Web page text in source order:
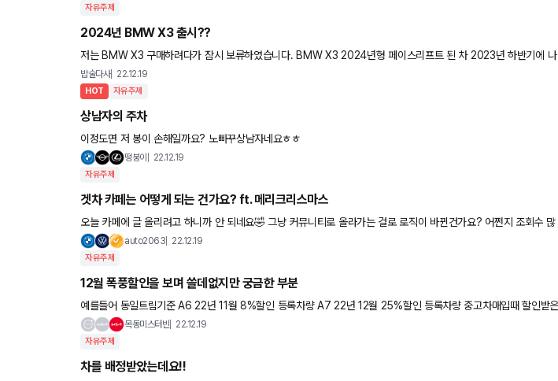
자유주제
2024년 BMW X3 출시??
저는 BMW X3 구매하려다가 잠시 보류하였습니다. BMW X3 2024년형 페이스리프트 된 차 2023년 하반기에 나
온다고 얘기 줏어 들었는데 확실한 건 아니구요. 혹시 내용 아시는 분 있으신가요
밥술다사 22.12.19
HOT 자유주제
상남자의 주차
이정도면 저 봉이 손해일까요? 노빠꾸상남자네요ㅎㅎ
떵붕이 22.12.19
자유주제
겟차 카페는 어떻게 되는 건가요? ft. 메리크리스마스
오늘 카페에 글 올리려고 하니까 안 되네요🤣 그냥 커뮤니티로 올라가는 걸로 로직이 바뀐건가요? 어쩐지 조회수 많
이 잡힌다 싶었네요. 유명무실한 카페를 어떻게 살려 쓰실지 궁금하네요. 저는 제
auto2063 22.12.19
자유주제
12월 폭풍할인을 보며 쓸데없지만 궁금한 부분
예를들어 동일트림기준 A6 22년 11월 8%할인 등록차량 A7 22년 12월 25%할인 등록차량 중고차매입때 할인받은만큼 감가후 매입
하나요? 매입가 같다면 17% 손해라고 하긴 그렇지만 1
목동미스터빈 22.12.19
자유주제
차를 배정받았는데요!!